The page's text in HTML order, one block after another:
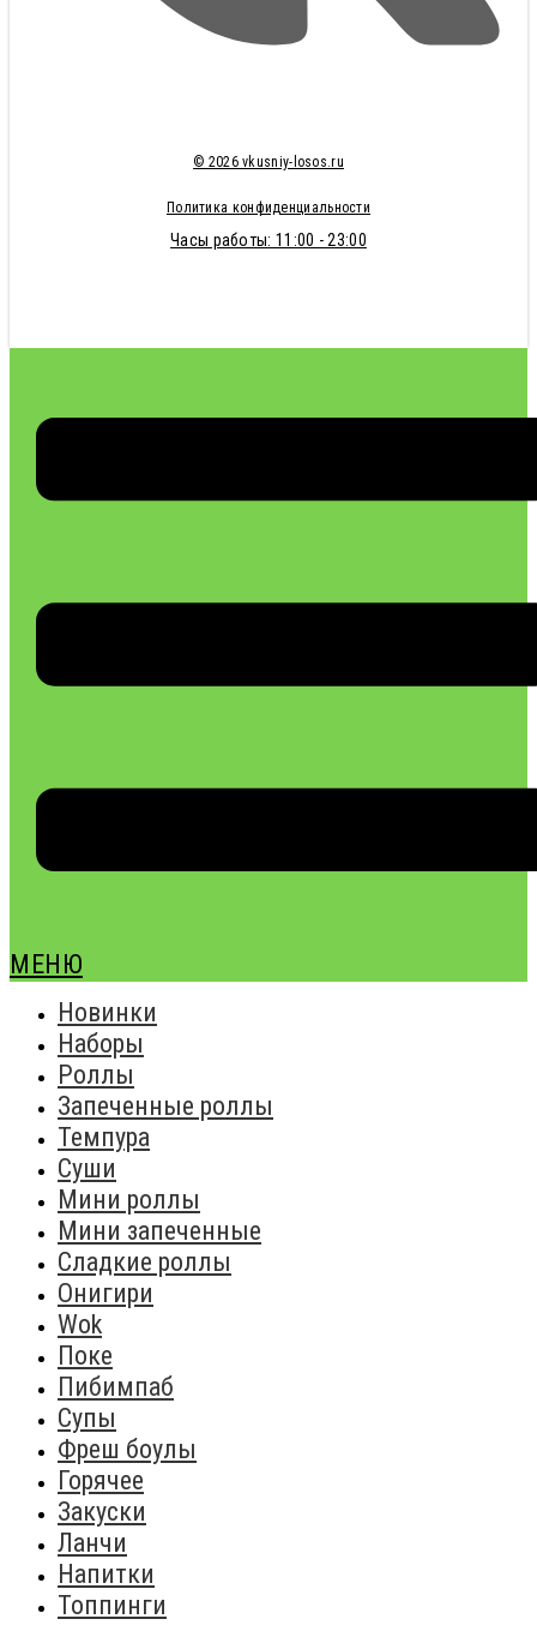
© 2026 vkusniy-losos.ru
Политика конфиденциальности
Часы работы: 11:00 - 23:00
МЕНЮ
Новинки
Наборы
Роллы
Запеченные роллы
Темпура
Суши
Мини роллы
Мини запеченные
Сладкие роллы
Онигири
Wok
Поке
Пибимпаб
Супы
Фреш боулы
Горячее
Закуски
Ланчи
Напитки
Топпинги